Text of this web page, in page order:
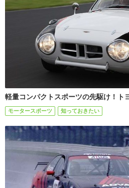
軽量コンパクトスポーツの先駆け！ト
モータースポーツ 知っておきたい